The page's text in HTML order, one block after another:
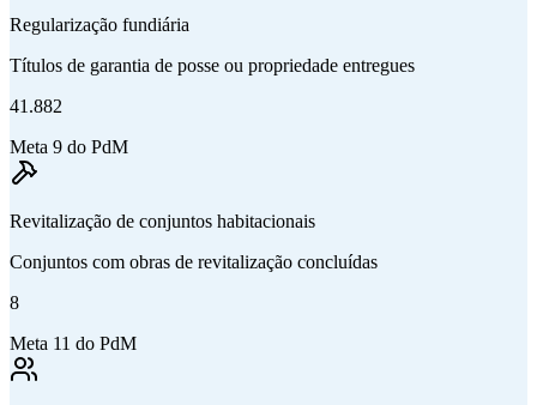
Regularização fundiária
Títulos de garantia de posse ou propriedade entregues
41.882
Meta 9 do PdM
Revitalização de conjuntos habitacionais
Conjuntos com obras de revitalização concluídas
8
Meta 11 do PdM